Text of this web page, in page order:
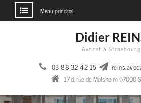
Menu principal
Didier
Avocat à Strasbourg
03 88 32 42 15
17 d, rue de Molsheim 67000